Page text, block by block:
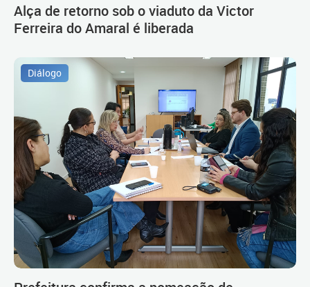
Alça de retorno sob o viaduto da Victor
Ferreira do Amaral é liberada
Diálogo